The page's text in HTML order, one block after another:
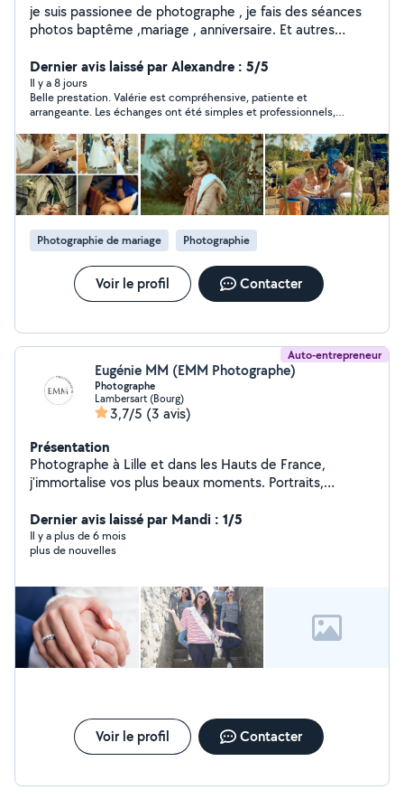
je suis passionee de photographe , je fais des séances
photos baptême ,mariage , anniversaire. Et autres
simple, je peux déplacer autour de Lille, au nord pas de
calais . Merci d'avance
Dernier avis laissé par Alexandre : 5/5
Il y a 8 jours
Belle prestation. Valérie est compréhensive, patiente et
arrangeante. Les échanges ont été simples et professionnels,
recommandons. Merci Valérie !
Photographie de mariage Photographie
Voir le profil Contacter
Auto-entrepreneur
Eugénie MM (EMM Photographe)
Photographe
Lambersart (Bourg)
3,7/5 (3 avis)
Présentation
Photographe à Lille et dans les Hauts de France,
j'immortalise vos plus beaux moments. Portraits,
encore shootings pour les professionnels, n'hésitez pas
à me contacter pour que nous discutions ensemble de
vos envies. Facebook / Instagram : emmphotographe
Dernier avis laissé par Mandi : 1/5
Il y a plus de 6 mois
plus de nouvelles
Voir le profil Contacter